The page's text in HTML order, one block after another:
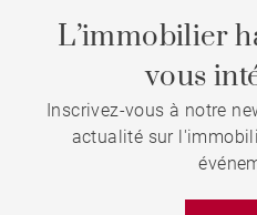
L’immobilier
vous
Inscrivez-vous à notre
actualité sur